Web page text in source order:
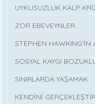
UYKUSUZLUK KALP
ZOR EBEVEYNLER
STEPHEN
SOSYAL KAYGI
SINIRLARDA YAŞAMAK
KENDİNİ